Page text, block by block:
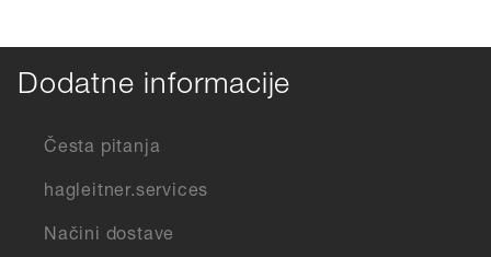
Dodatne informacije
Česta pitanja
hagleitner.services
Načini dostave